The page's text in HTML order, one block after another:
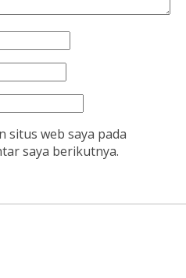
situs web saya pada
saya berikutnya.